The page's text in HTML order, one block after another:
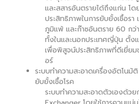
และสสารอันตรายได้ถึงแก่น โ
ประสิทธิภาพในการยับยั้งเชื้อรา
ภูมิแพ้ และก๊าซอันตราย 60 กว่
ทั้งในและนอกประเทศญี่ปุ่น ตั้
เพื่อพิสูจน์ประสิทธิภาพที่ดีเยี่ยม
อร์
ระบบทำความสะอาดเครื่องอัตโนมั
ยับยั้งเชื้อโรค
ระบบทำความสะอาดตัวเองด้ว